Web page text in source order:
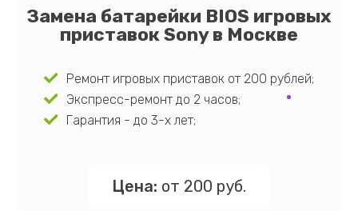
Замена батарейки BIOS игровых
приставок Sony в Москве
Ремонт игровых приставок от 200 рублей;
Экспресс-ремонт до 2 часов;
Гарантия - до 3-х лет;
Цена: от 200 руб.